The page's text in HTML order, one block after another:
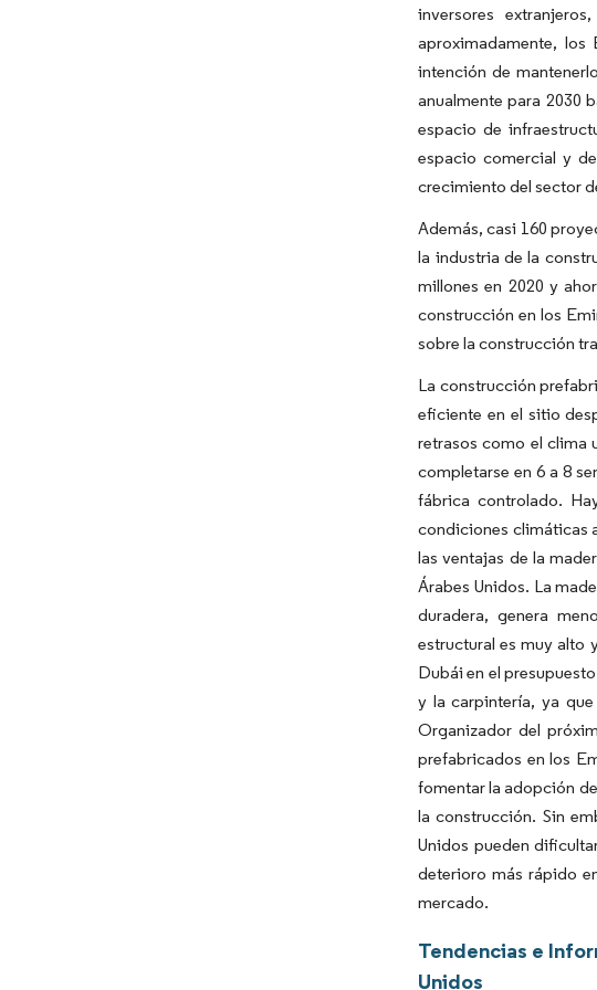
inversores
aproximadamente,
intención de
anualmente para 2030
espacio de
espacio comercial y
crecimiento del sector
Además, casi 160
la industria de la
millones en 2020 y
construcción en los
sobre la construcción
La construcción
eficiente en el sitio
retrasos como el clima
completarse en 6 a 8
fábrica controlado.
condiciones climáticas
las ventajas de la
Árabes Unidos. La
duradera, genera
estructural es muy alto
Dubái en el
y la carpintería, ya
Organizador del
prefabricados en los
fomentar la adopción
la construcción. Sin
Unidos pueden
deterioro más rápido
mercado.
Tendencias e
Unidos